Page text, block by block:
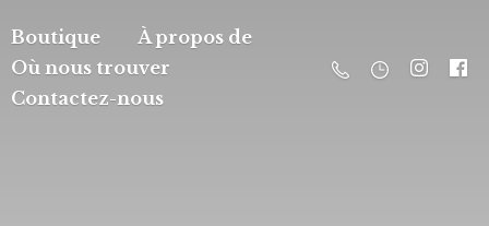
Boutique
À propos de
Où nous trouver
Contactez-nous